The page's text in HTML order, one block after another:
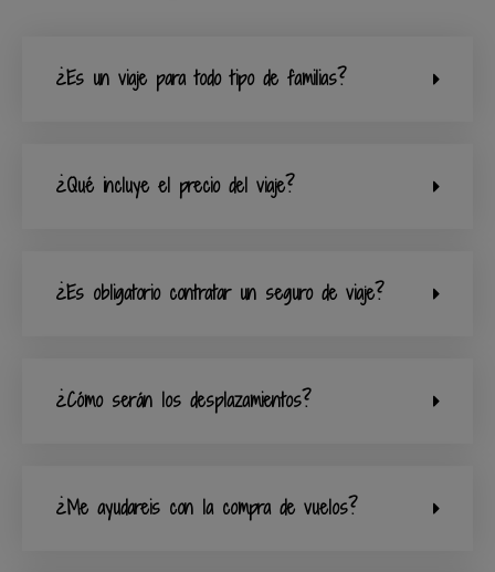
¿Es un viaje para todo tipo de familias?
¿Qué incluye el precio del viaje?
¿Es obligatorio contratar un seguro de viaje?
¿Cómo serán los desplazamientos?
¿Me ayudareis con la compra de vuelos?